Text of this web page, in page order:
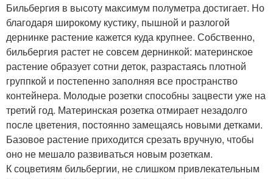
Бильбергия в высоту максимум полуметра достигает. Но
благодаря широкому кустику, пышной и разлогой
дернинке растение кажется куда крупнее. Собственно,
бильбергия растет не совсем дернинкой: материнское
растение образует сотни деток, разрастаясь плотной
группкой и постепенно заполняя все пространство
контейнера. Молодые розетки способны зацвести уже на
третий год. Материнская розетка отмирает незадолго
после цветения, постоянно замещаясь новыми детками.
Базовое растение приходится срезать вручную, чтобы
оно не мешало развиваться новым розеткам.
К соцветиям бильбергии, не слишком привлекательным